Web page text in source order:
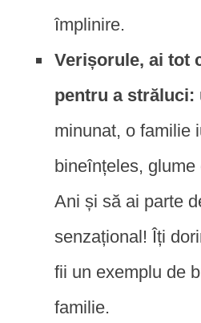
împlinire.
Verișorule, ai tot
pentru a străluci:
minunat, o familie
bineînțeles,
Ani și să ai parte
senzațional! Îți
fii un exemplu de
familie.